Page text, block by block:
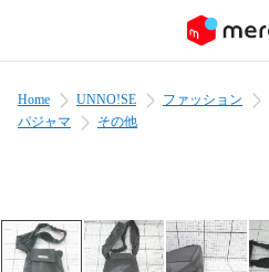
Home UNNO!SE ファッション
パジャマ
その他